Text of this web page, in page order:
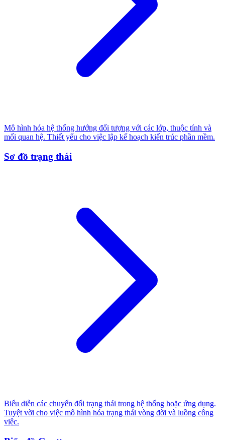
Mô hình hóa hệ thống hướng đối tượng với các lớp, thuộc tính và
mối quan hệ. Thiết yếu cho việc lập kế hoạch kiến trúc phần mềm.
Sơ đồ trạng thái
Biểu diễn các chuyển đổi trạng thái trong hệ thống hoặc ứng dụng.
Tuyệt vời cho việc mô hình hóa trạng thái vòng đời và luồng công
việc.